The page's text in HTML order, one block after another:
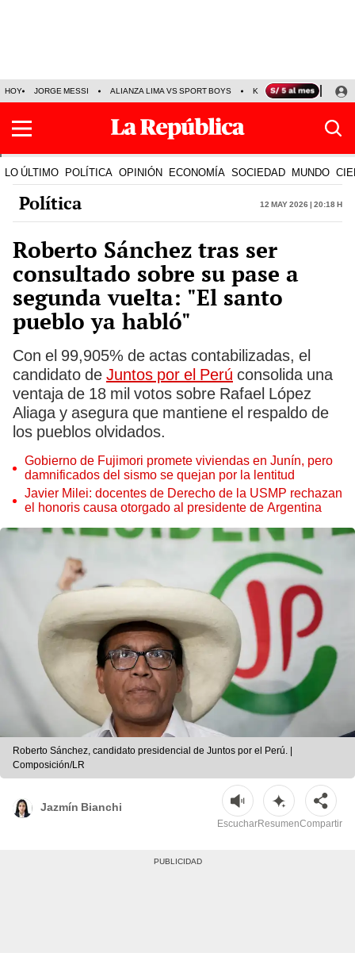
HOY JORGE MESSI ALIANZA LIMA VS SPORT BOYS KENJI FUJIMORI
LO ÚLTIMO POLÍTICA OPINIÓN ECONOMÍA SOCIEDAD MUNDO
Política 12 May 2026 | 20:18 h
Roberto Sánchez tras ser
consultado sobre su pase a
segunda vuelta: "El santo
pueblo ya habló"
Con el 99,905% de actas contabilizadas, el
candidato de Juntos por el Perú consolida una
ventaja de 18 mil votos sobre Rafael López
Aliaga y asegura que mantiene el respaldo de
los pueblos olvidados.
Gobierno de Fujimori promete viviendas en Junín, pero
damnificados del sismo se quejan por la lentitud
Javier Milei: docentes de Derecho de la USMP rechazan
el honoris causa otorgado al presidente de Argentina
Roberto Sánchez, candidato presidencial de Juntos por el Perú. |
Composición/LR
Jazmín Bianchi
EscucharResumenCompartir